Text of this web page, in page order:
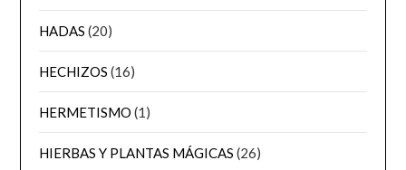
HADAS (20)
HECHIZOS (16)
HERMETISMO (1)
HIERBAS Y PLANTAS MÁGICAS (26)